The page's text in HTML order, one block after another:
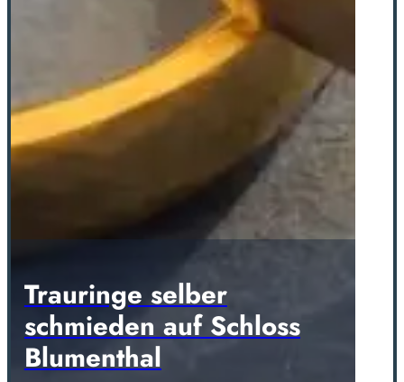
Trauringe selber
schmieden auf Schloss
Blumenthal